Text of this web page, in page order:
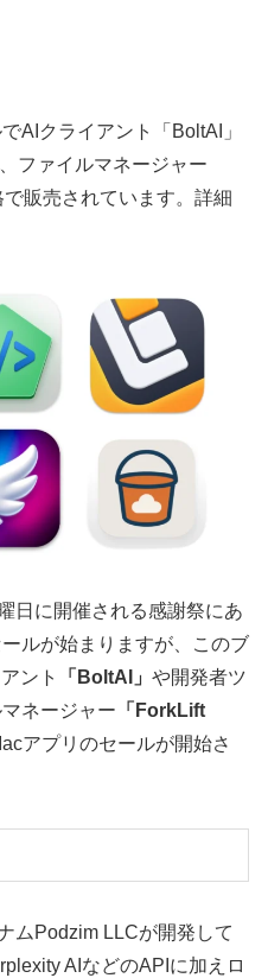
AIクライアント「BoltAI」
ファイルマネージャー
で販売されています。詳細
日に開催される感謝祭にあ
ルが始まりますが、このブ
ント
「BoltAI」 や開発者ツ
マネージャー 「ForkLift
アプリのセールが開始さ
ムPodzim LLCが開発して
AIなどのAPIに加えロ